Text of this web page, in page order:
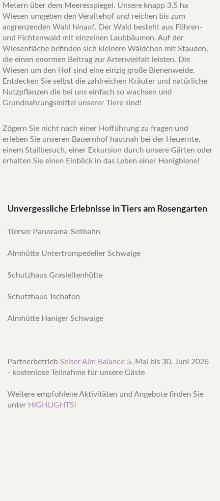
Metern über dem Meeresspiegel. Unsere knapp 3,5 ha
Wiesen umgeben den Veraltehof und reichen bis zum
angrenzenden Wald hinauf. Der Wald besteht aus Föhren-
und Fichtenwald mit einzelnen Laubbäumen. Auf der
Wiesenfläche befinden sich kleinere Wäldchen mit Stauden,
die einen enormen Beitrag zur Artenvielfalt leisten. Die
Wiesen um den Hof sind eine einzig große Bienenweide.
Entdecken Sie selbst die zahlreichen Kräuter und natürliche
Nutzpflanzen die bei uns einfach so wachsen und
Grundnahrungsmittel unserer Tiere sind!
Zögern Sie nicht nach einer Hofführung zu fragen und
erleben Sie unseren Bauernhof hautnah bei der Heuernte,
einem Stallbesuch, einer Exkursion durch unsere Gärten oder
erhalten Sie einen Einblick in das Leben einer Honigbiene!
Unvergessliche Erlebnisse in Tiers am Rosengarten
Tierser Panorama-Seilbahn
Almhütte Untertrompedeller Schwaige
Schutzhaus Grasleitenhütte
Schutzhaus Tschafon
Almhütte Haniger Schwaige
Partnerbetrieb Seiser Alm Balance 5. Mai bis 30. Juni 2026
- kostenlose Teilnahme für unsere Gäste
Weitere empfohlene Aktivitäten und Angebote finden Sie
unter HIGHLIGHTS!